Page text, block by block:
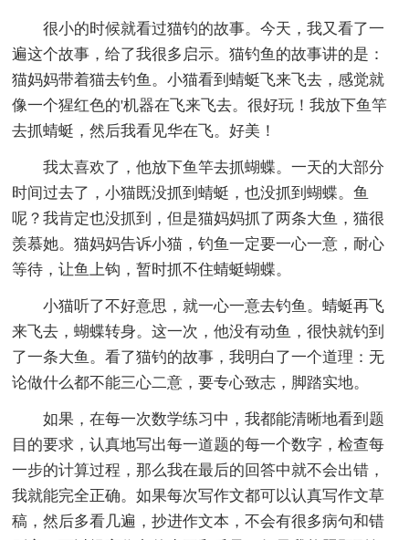
很小的时候就看过猫钓的故事。今天，我又看了一
遍这个故事，给了我很多启示。猫钓鱼的故事讲的是：
猫妈妈带着猫去钓鱼。小猫看到蜻蜓飞来飞去，感觉就
像一个猩红色的'机器在飞来飞去。很好玩！我放下鱼竿
去抓蜻蜓，然后我看见华在飞。好美！
我太喜欢了，他放下鱼竿去抓蝴蝶。一天的大部分
时间过去了，小猫既没抓到蜻蜓，也没抓到蝴蝶。鱼
呢？我肯定也没抓到，但是猫妈妈抓了两条大鱼，猫很
羡慕她。猫妈妈告诉小猫，钓鱼一定要一心一意，耐心
等待，让鱼上钩，暂时抓不住蜻蜓蝴蝶。
小猫听了不好意思，就一心一意去钓鱼。蜻蜓再飞
来飞去，蝴蝶转身。这一次，他没有动鱼，很快就钓到
了一条大鱼。看了猫钓的故事，我明白了一个道理：无
论做什么都不能三心二意，要专心致志，脚踏实地。
如果，在每一次数学练习中，我都能清晰地看到题
目的要求，认真地写出每一道题的每一个数字，检查每
一步的计算过程，那么我在最后的回答中就不会出错，
我就能完全正确。如果每次写作文都可以认真写作文草
稿，然后多看几遍，抄进作文本，不会有很多病句和错